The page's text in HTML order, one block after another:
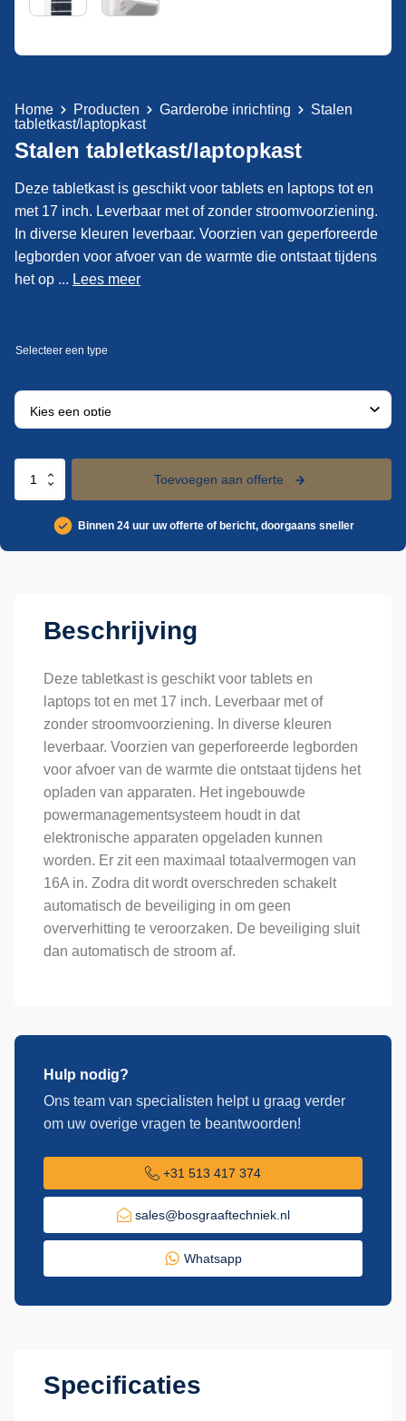
Home Producten Garderobe inrichting
Stalen
tabletkast/laptopkast
Stalen tabletkast/laptopkast
Deze tabletkast is geschikt voor tablets en laptops tot en
met 17 inch. Leverbaar met of zonder stroomvoorziening.
In diverse kleuren leverbaar. Voorzien van geperforeerde
legborden voor afvoer van de warmte die ontstaat tijdens
het op ... Lees meer
Stalen
Toevoegen aan offerte
Binnen 24 uur uw offerte of bericht, doorgaans sneller
Beschrijving
Deze tabletkast is geschikt voor tablets en
laptops tot en met 17 inch. Leverbaar met of
zonder stroomvoorziening. In diverse kleuren
leverbaar. Voorzien van geperforeerde legborden
voor afvoer van de warmte die ontstaat tijdens het
opladen van apparaten. Het ingebouwde
powermanagementsysteem houdt in dat
elektronische apparaten opgeladen kunnen
worden. Er zit een maximaal totaalvermogen van
16A in. Zodra dit wordt overschreden schakelt
automatisch de beveiliging in om geen
oververhitting te veroorzaken. De beveiliging sluit
dan automatisch de stroom af.
Hulp nodig?
Ons team van specialisten helpt u graag verder
om uw overige vragen te beantwoorden!
+31 513 417 374
sales@bosgraaftechniek.nl
Whatsapp
Specificaties